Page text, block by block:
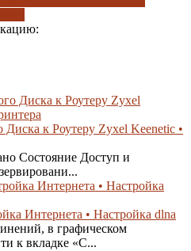
к Роутеру Zyxel Keenetic •
Состояние Доступ и
Интернета • Настройка dlna
в графическом
к вкладке «С...